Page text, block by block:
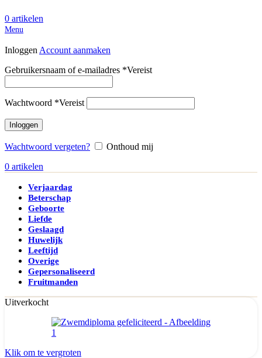
0 artikelen
Menu
Inloggen Account aanmaken
Gebruikersnaam of e-mailadres *Vereist
Wachtwoord *Vereist
Inloggen
Wachtwoord vergeten?
Onthoud mij
0 artikelen
Verjaardag
Beterschap
Geboorte
Liefde
Geslaagd
Huwelijk
Leeftijd
Overige
Gepersonaliseerd
Fruitmanden
Uitverkocht
Klik om te vergroten